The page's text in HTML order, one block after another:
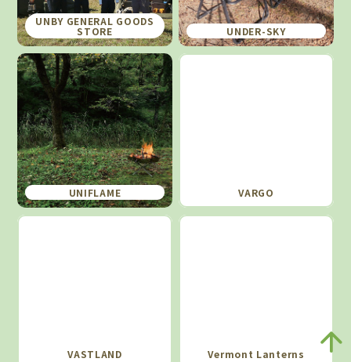
UNBY GENERAL GOODS
STORE UNDER-SKY
UNIFLAME VARGO
VASTLAND Vermont Lanterns